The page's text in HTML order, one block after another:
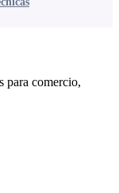
para comercio,